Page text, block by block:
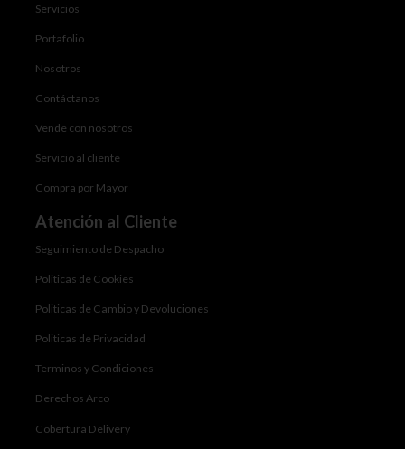
Servicios
Portafolio
Nosotros
Contáctanos
Vende con nosotros
Servicio al cliente
Compra por Mayor
Atención al Cliente
Seguimiento de Despacho
Politicas de Cookies
Politicas de Cambio y Devoluciones
Politicas de Privacidad
Terminos y Condiciones
Derechos Arco
Cobertura Delivery